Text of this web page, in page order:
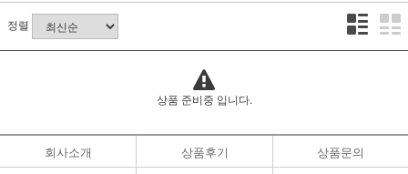
정렬
상품 준비중 입니다.
회사소개 상품후기
상품문의